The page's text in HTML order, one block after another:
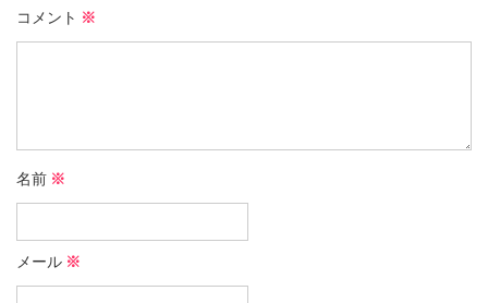
コメント ※
名前 ※
メール ※